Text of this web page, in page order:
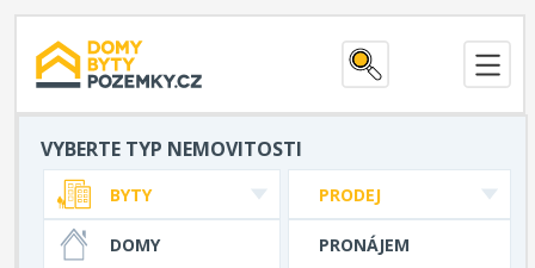
VYBERTE TYP NEMOVITOSTI
PRODEJ
PRONÁJEM
BYTY
DOMY